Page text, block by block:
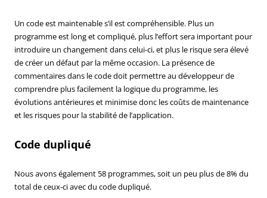
Un code est maintenable s’il est compréhensible. Plus un
programme est long et compliqué, plus l’effort sera important pour
introduire un changement dans celui-ci, et plus le risque sera élevé
de créer un défaut par la même occasion. La présence de
commentaires dans le code doit permettre au développeur de
comprendre plus facilement la logique du programme, les
évolutions antérieures et minimise donc les coûts de maintenance
et les risques pour la stabilité de l’application.
Code dupliqué
Nous avons également 58 programmes, soit un peu plus de 8% du
total de ceux-ci avec du code dupliqué.